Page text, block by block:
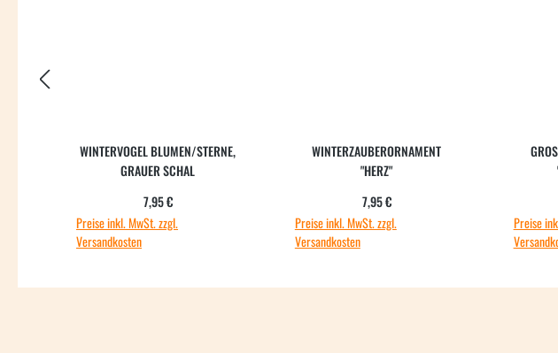
WINTERVOGEL BLUMEN/STERNE,
GRAUER SCHAL
Regulärer Preis:
7,95 €
Preise inkl. MwSt. zzgl.
Versandkosten
WINTERZAUBERORNAMENT
"HERZ"
Regulärer Preis:
7,95 €
Preise inkl. MwSt. zzgl.
Versandkosten
Preise